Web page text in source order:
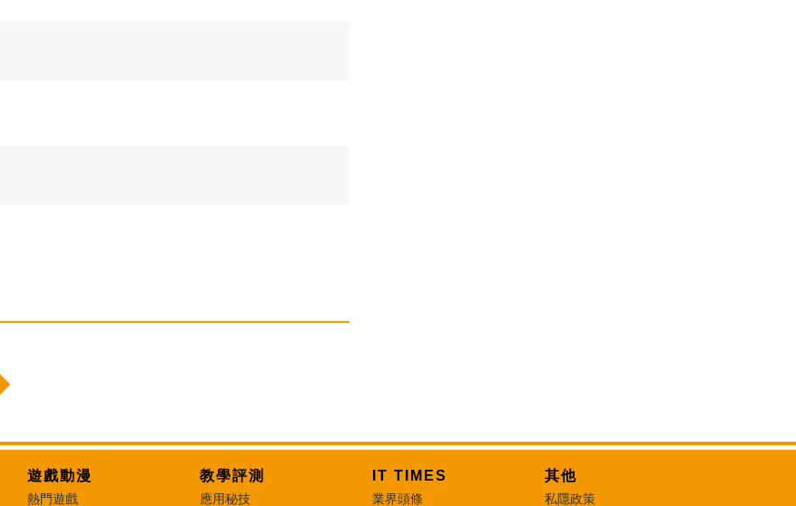
遊戲動漫
熱門遊戲
教學評測
應用秘技
IT TIMES
業界頭條
其他
私隱政策